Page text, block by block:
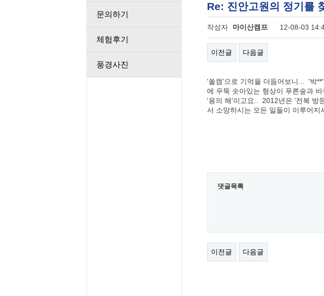
문의하기
체험후기
풍경사진
Re: 진안고원의 정기를
작성자 마이산캠프 12-08-03
이전글 다음글
'쏠캠'으로 기억을 더듬어보니... '박
에 우뚝 솟아있는 형상이 푸른숲과
'용의 해'이고요.. 2012년은 '전북 방
서 소망하시는 모든 일들이 이루어지
댓글목록
이전글 다음글